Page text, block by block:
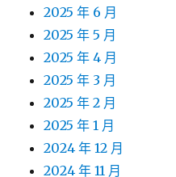
2025 年 6 月
2025 年 5 月
2025 年 4 月
2025 年 3 月
2025 年 2 月
2025 年 1 月
2024 年 12 月
2024 年 11 月